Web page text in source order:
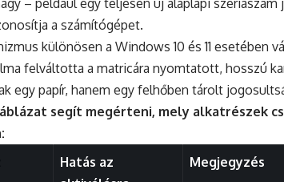
a számítógépet.
különösen a Windows 10 és 11 esetében
felváltotta a matricára nyomtatott, hosszú
egy papír, hanem egy felhőben tárolt
segít megérteni, mely alkatrészek
Hatás az
Megjegyzés